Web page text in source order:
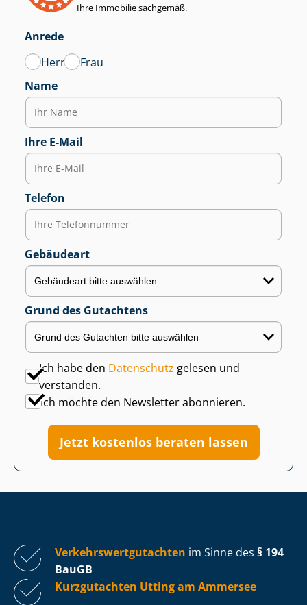
Ihre Immobilie sachgemäß.
Anrede
Herr
Frau
Name
Ihre E-Mail
Telefon
Gebäudeart
Grund des Gutachtens
Ich habe den Datenschutz gelesen und
verstanden.
Ich möchte den Newsletter abonnieren.
Jetzt kostenlos beraten lassen
Ver­kehrs­wert­gut­ach­ten im Sinne des § 194
BauGB
Kurzgutachten Utting am Ammersee